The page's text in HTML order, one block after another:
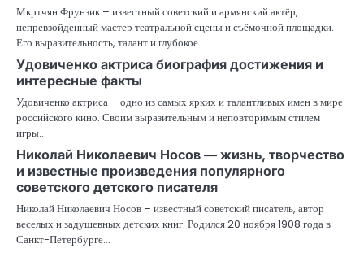
Мкртчян Фрунзик – известный советский и армянский актёр,
непревзойденный мастер театральной сцены и съёмочной площадки.
Его выразительность, талант и глубокое…
Удовиченко актриса биография достижения и
интересные факты
Удовиченко актриса – одно из самых ярких и талантливых имен в мире
российского кино. Своим выразительным и неповторимым стилем
игры…
Николай Николаевич Носов — жизнь, творчество
и известные произведения популярного
советского детского писателя
Николай Николаевич Носов – известный советский писатель, автор
веселых и задушевных детских книг. Родился 20 ноября 1908 года в
Санкт-Петербурге…